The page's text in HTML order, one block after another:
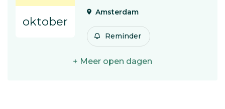
oktober
Amsterdam
Reminder
+ Meer open dagen